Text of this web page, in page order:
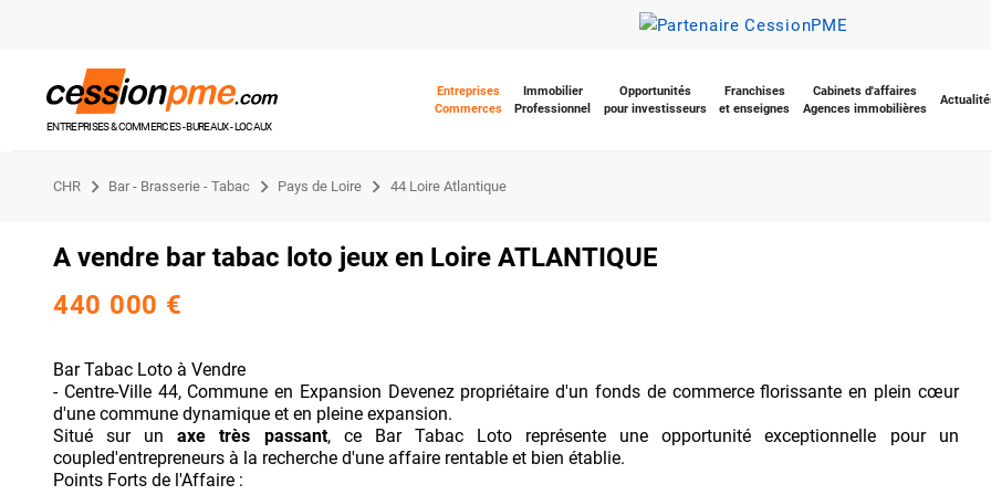
ENTREPRISES & COMMERCES - BUREAUX - LOCAUX
Entreprises
Commerces
Immobilier
Professionnel
Opportunités
pour investisseurs
Franchises
et enseignes
Cabinets d'affaires
Agences immobilières
CHR Bar - Brasserie - Tabac Pays de Loire 44 Loire Atlantique
A vendre bar tabac loto jeux en Loire ATLANTIQUE
440 000 €
Bar Tabac Loto à Vendre
- Centre-Ville 44, Commune en Expansion Devenez propriétaire d'un fonds de commerce florissante en plein cœur
d'une commune dynamique et en pleine expansion.
Situé sur unaxe très passant, ce Bar Tabac Loto représente une opportunité exceptionnelle pour un
coupled'entrepreneurs à la recherche d'une affaire rentable et bien établie.
Points Forts de l'Affaire :